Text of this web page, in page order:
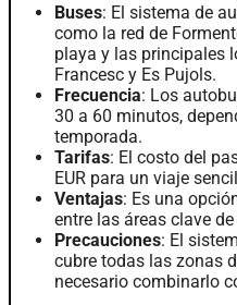
Buses: El sistema de
como la red de
playa y las principales
Francesc y Es Pujols.
Frecuencia: Los
30 a 60 minutos,
temporada.
Tarifas: El costo del
EUR para un viaje
Ventajas: Es una
entre las áreas clave
Precauciones: El
cubre todas las zonas
necesario combinarlo